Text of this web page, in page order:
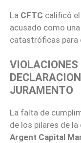
La CFTC calificó
acusado como
catastróficas para
VIOLACIONES
JURAMENTO
La falta de
de los pilares de
Argent Capital